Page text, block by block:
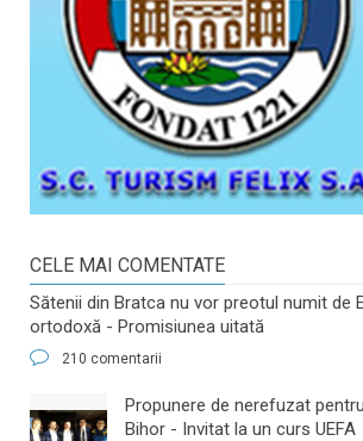
CELE MAI COMENTATE
Sătenii din Bratca nu vor preotul numit de
ortodoxă - Promisiunea uitată
210 comentarii
​Propunere de nerefuzat
Bihor - Invitat la un curs UEFA